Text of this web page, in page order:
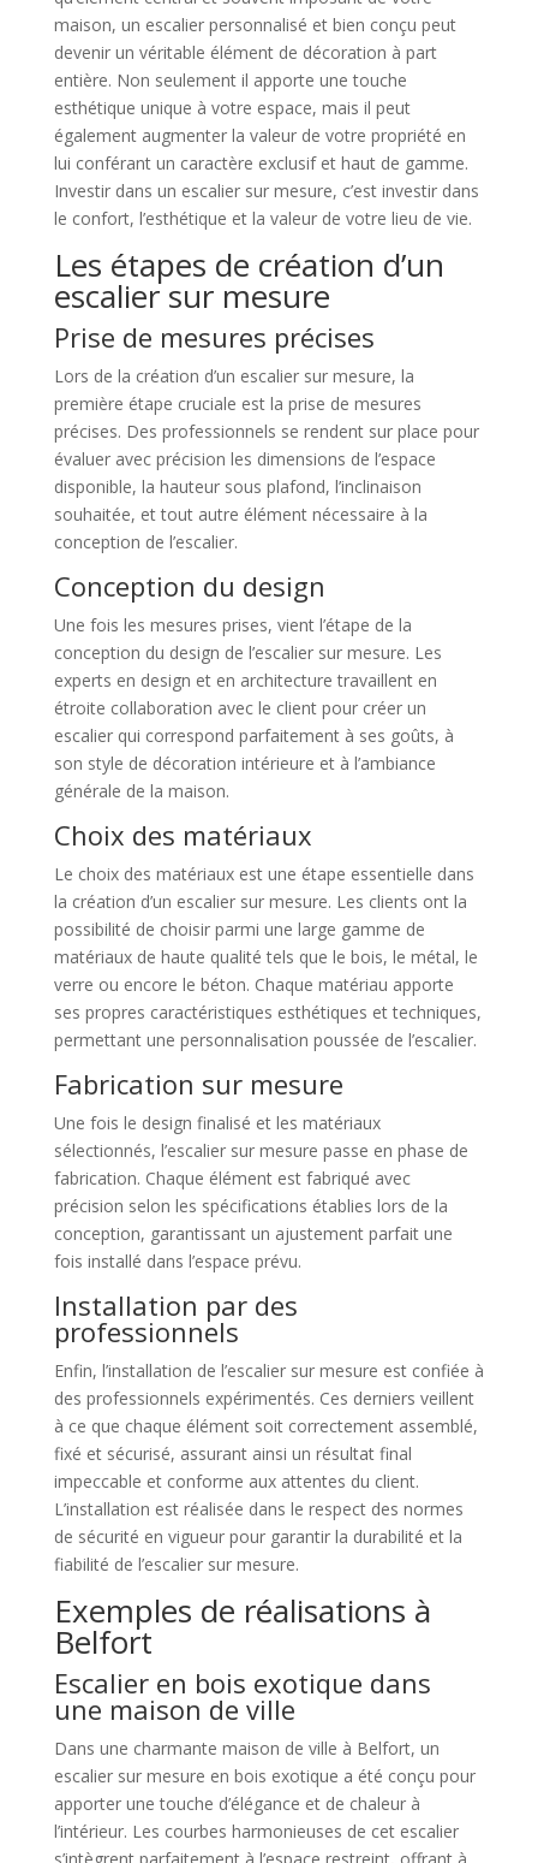
maison, un escalier personnalisé et bien conçu peut
devenir un véritable élément de décoration à part
entière. Non seulement il apporte une touche
esthétique unique à votre espace, mais il peut
également augmenter la valeur de votre propriété en
lui conférant un caractère exclusif et haut de gamme.
Investir dans un escalier sur mesure, c’est investir dans
le confort, l’esthétique et la valeur de votre lieu de vie.
Les étapes de création d’un
escalier sur mesure
Prise de mesures précises
Lors de la création d’un escalier sur mesure, la
première étape cruciale est la prise de mesures
précises. Des professionnels se rendent sur place pour
évaluer avec précision les dimensions de l’espace
disponible, la hauteur sous plafond, l’inclinaison
souhaitée, et tout autre élément nécessaire à la
conception de l’escalier.
Conception du design
Une fois les mesures prises, vient l’étape de la
conception du design de l’escalier sur mesure. Les
experts en design et en architecture travaillent en
étroite collaboration avec le client pour créer un
escalier qui correspond parfaitement à ses goûts, à
son style de décoration intérieure et à l’ambiance
générale de la maison.
Choix des matériaux
Le choix des matériaux est une étape essentielle dans
la création d’un escalier sur mesure. Les clients ont la
possibilité de choisir parmi une large gamme de
matériaux de haute qualité tels que le bois, le métal, le
verre ou encore le béton. Chaque matériau apporte
ses propres caractéristiques esthétiques et techniques,
permettant une personnalisation poussée de l’escalier.
Fabrication sur mesure
Une fois le design finalisé et les matériaux
sélectionnés, l’escalier sur mesure passe en phase de
fabrication. Chaque élément est fabriqué avec
précision selon les spécifications établies lors de la
conception, garantissant un ajustement parfait une
fois installé dans l’espace prévu.
Installation par des
professionnels
Enfin, l’installation de l’escalier sur mesure est confiée à
des professionnels expérimentés. Ces derniers veillent
à ce que chaque élément soit correctement assemblé,
fixé et sécurisé, assurant ainsi un résultat final
impeccable et conforme aux attentes du client.
L’installation est réalisée dans le respect des normes
de sécurité en vigueur pour garantir la durabilité et la
fiabilité de l’escalier sur mesure.
Exemples de réalisations à
Belfort
Escalier en bois exotique dans
une maison de ville
Dans une charmante maison de ville à Belfort, un
escalier sur mesure en bois exotique a été conçu pour
apporter une touche d’élégance et de chaleur à
l’intérieur. Les courbes harmonieuses de cet escalier